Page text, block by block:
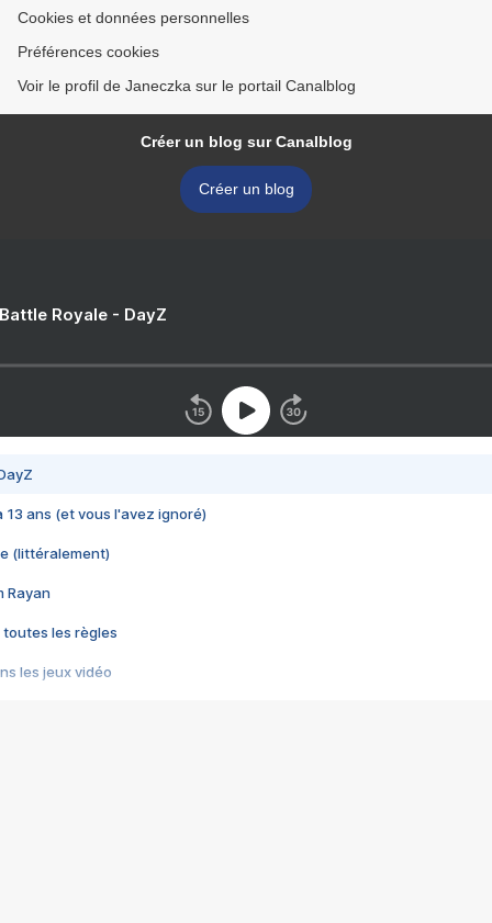
Cookies et données personnelles
Préférences cookies
Voir le profil de Janeczka sur le portail Canalblog
Créer un blog sur Canalblog
Créer un blog
Royale - DayZ
13 ans (et vous l'avez ignoré)
(littéralement)
Rayan
toutes les règles
les jeux vidéo